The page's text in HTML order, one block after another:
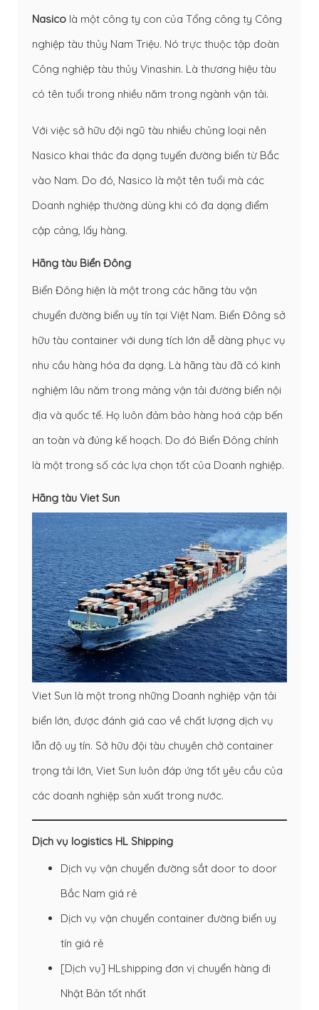
Nasico là một công ty con của Tổng công ty Công
nghiệp tàu thủy Nam Triệu. Nó trực thuộc tập đoàn
Công nghiệp tàu thủy Vinashin. Là thương hiệu tàu
có tên tuổi trong nhiều năm trong ngành vận tải.
Với việc sở hữu đội ngũ tàu nhiều chủng loại nên
Nasico khai thác đa dạng tuyến đường biển từ Bắc
vào Nam. Do đó, Nasico là một tên tuổi mà các
Doanh nghiệp thường dùng khi có đa dạng điểm
cập cảng, lấy hàng.
Hãng tàu Biển Đông
Biển Đông hiện là một trong các hãng tàu vận
chuyển đường biển uy tín tại Việt Nam. Biển Đông sở
hữu tàu container với dung tích lớn dễ dàng phục vụ
nhu cầu hàng hóa đa dạng. Là hãng tàu đã có kinh
nghiệm lâu năm trong mảng vận tải đường biển nội
địa và quốc tế. Họ luôn đảm bảo hàng hoá cập bến
an toàn và đúng kế hoạch. Do đó Biển Đông chính
là một trong số các lựa chọn tốt của Doanh nghiệp.
Hãng tàu Viet Sun
Viet Sun là một trong những Doanh nghiệp vận tải
biển lớn, được đánh giá cao về chất lượng dịch vụ
lẫn độ uy tín. Sở hữu đội tàu chuyên chở container
trọng tải lớn, Viet Sun luôn đáp ứng tốt yêu cầu của
các doanh nghiệp sản xuất trong nước.
Dịch vụ logistics HL Shipping
Dịch vụ vận chuyển đường sắt door to door
Bắc Nam giá rẻ
Dịch vụ vận chuyển container đường biển uy
tín giá rẻ
[Dịch vụ] HLshipping đơn vị chuyển hàng đi
Nhật Bản tốt nhất